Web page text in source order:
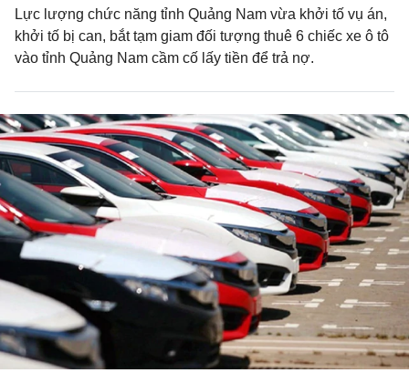
Lực lượng chức năng tỉnh Quảng Nam vừa khởi tố vụ án,
khởi tố bị can, bắt tạm giam đối tượng thuê 6 chiếc xe ô tô
vào tỉnh Quảng Nam cầm cố lấy tiền để trả nợ.